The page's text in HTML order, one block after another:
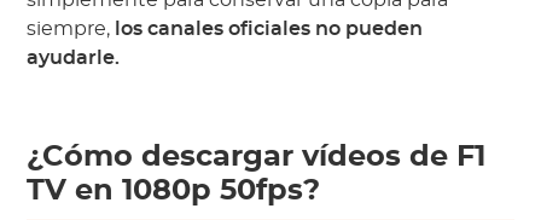
siempre, los canales oficiales no pueden
ayudarle.
¿Cómo descargar vídeos de F1
TV en 1080p 50fps?